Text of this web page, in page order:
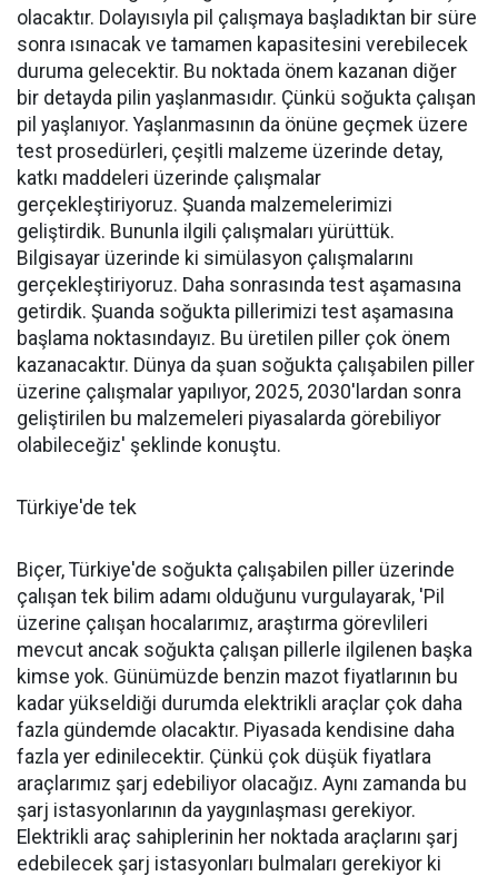
olacaktır. Dolayısıyla pil çalışmaya başladıktan bir süre
sonra ısınacak ve tamamen kapasitesini verebilecek
duruma gelecektir. Bu noktada önem kazanan diğer
bir detayda pilin yaşlanmasıdır. Çünkü soğukta çalışan
pil yaşlanıyor. Yaşlanmasının da önüne geçmek üzere
test prosedürleri, çeşitli malzeme üzerinde detay,
katkı maddeleri üzerinde çalışmalar
gerçekleştiriyoruz. Şuanda malzemelerimizi
geliştirdik. Bununla ilgili çalışmaları yürüttük.
Bilgisayar üzerinde ki simülasyon çalışmalarını
gerçekleştiriyoruz. Daha sonrasında test aşamasına
getirdik. Şuanda soğukta pillerimizi test aşamasına
başlama noktasındayız. Bu üretilen piller çok önem
kazanacaktır. Dünya da şuan soğukta çalışabilen piller
üzerine çalışmalar yapılıyor, 2025, 2030'lardan sonra
geliştirilen bu malzemeleri piyasalarda görebiliyor
olabileceğiz' şeklinde konuştu.
Türkiye'de tek
Biçer, Türkiye'de soğukta çalışabilen piller üzerinde
çalışan tek bilim adamı olduğunu vurgulayarak, 'Pil
üzerine çalışan hocalarımız, araştırma görevlileri
mevcut ancak soğukta çalışan pillerle ilgilenen başka
kimse yok. Günümüzde benzin mazot fiyatlarının bu
kadar yükseldiği durumda elektrikli araçlar çok daha
fazla gündemde olacaktır. Piyasada kendisine daha
fazla yer edinilecektir. Çünkü çok düşük fiyatlara
araçlarımız şarj edebiliyor olacağız. Aynı zamanda bu
şarj istasyonlarının da yaygınlaşması gerekiyor.
Elektrikli araç sahiplerinin her noktada araçlarını şarj
edebilecek şarj istasyonları bulmaları gerekiyor ki